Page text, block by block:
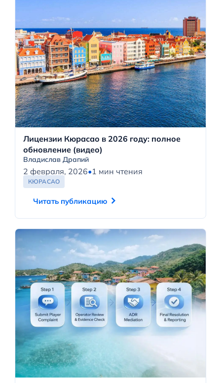
Лицензии Кюрасао в 2026 году: полное
обновление (видео)
Владислав Драпий
2 февраля, 2026•1 мин чтения
КЮРАСАО
Читать публикацию